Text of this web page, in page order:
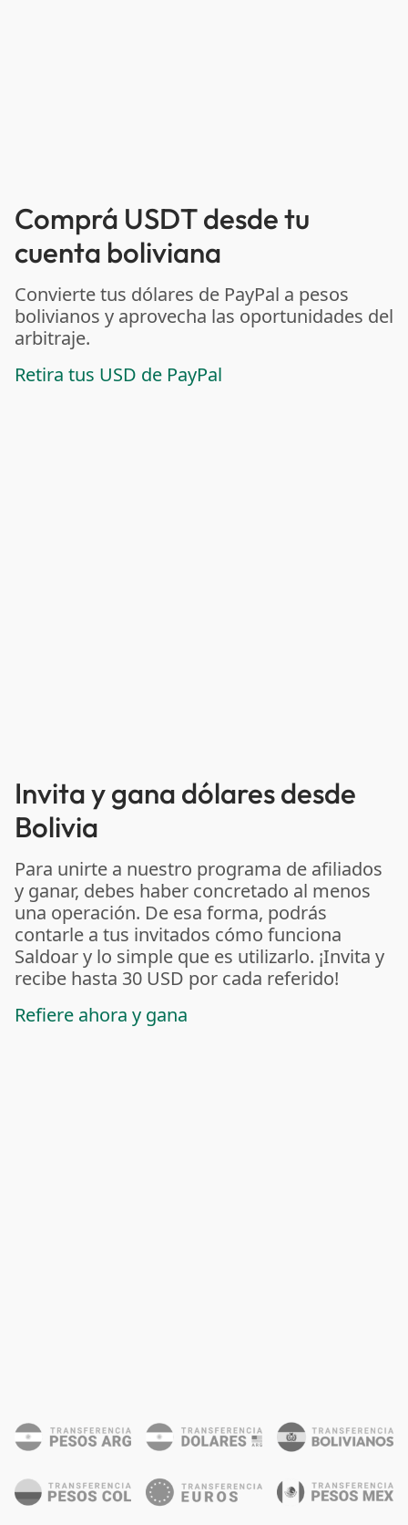
Comprá USDT desde tu
cuenta boliviana
Convierte tus dólares de PayPal a pesos
bolivianos y aprovecha las oportunidades del
arbitraje.
Retira tus USD de PayPal
Invita y gana dólares desde
Bolivia
Para unirte a nuestro programa de afiliados
y ganar, debes haber concretado al menos
una operación. De esa forma, podrás
contarle a tus invitados cómo funciona
Saldoar y lo simple que es utilizarlo. ¡Invita y
recibe hasta 30 USD por cada referido!
Refiere ahora y gana